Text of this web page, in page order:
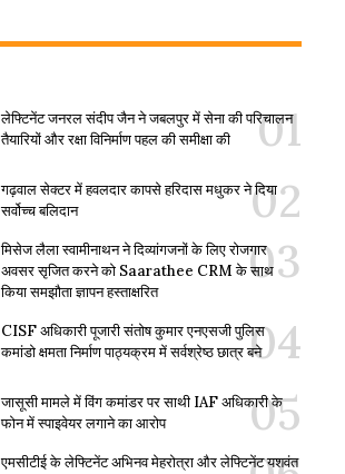
लेफ्टिनेंट जनरल संदीप जैन ने जबलपुर में सेना की परिचालन
तैयारियों और रक्षा विनिर्माण पहल की समीक्षा की
गढ़वाल सेक्टर में हवलदार कापसे हरिदास मधुकर ने दिया
सर्वोच्च बलिदान
मिसेज लैला स्वामीनाथन ने दिव्यांगजनों के लिए रोजगार
अवसर सृजित करने को Saarathee CRM के साथ
किया समझौता ज्ञापन हस्ताक्षरित
CISF अधिकारी पूजारी संतोष कुमार एनएसजी पुलिस
कमांडो क्षमता निर्माण पाठ्यक्रम में सर्वश्रेष्ठ छात्र बने
जासूसी मामले में विंग कमांडर पर साथी IAF अधिकारी के
फोन में स्पाइवेयर लगाने का आरोप
एमसीटीई के लेफ्टिनेंट अभिनव मेहरोत्रा और लेफ्टिनेंट यशवंत